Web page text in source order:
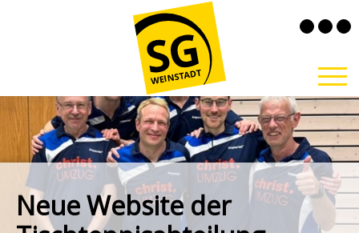
Neue Website der